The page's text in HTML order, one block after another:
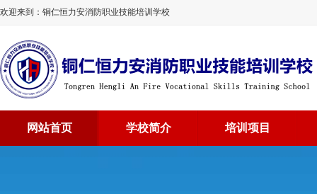
欢迎来到：铜仁恒力安消防职业技能培训学校
网站首页 学校简介 培训项目